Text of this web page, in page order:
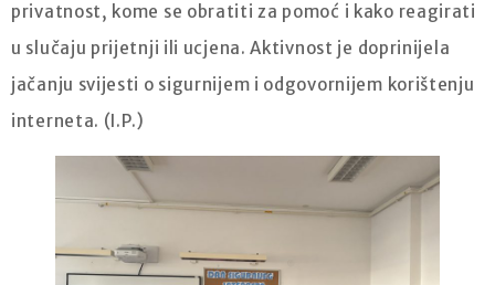
privatnost, kome se obratiti za pomoć i kako reagirati
u slučaju prijetnji ili ucjena. Aktivnost je doprinijela
jačanju svijesti o sigurnijem i odgovornijem korištenju
interneta. (I.P.)